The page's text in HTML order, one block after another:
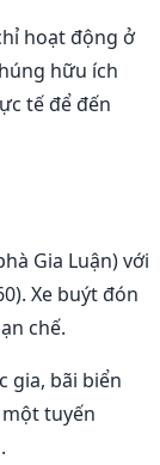
hoạt động ở
hữu ích
tế để đến
Gia Luận) với
Xe buýt đón
chế.
gia, bãi biển
tuyến